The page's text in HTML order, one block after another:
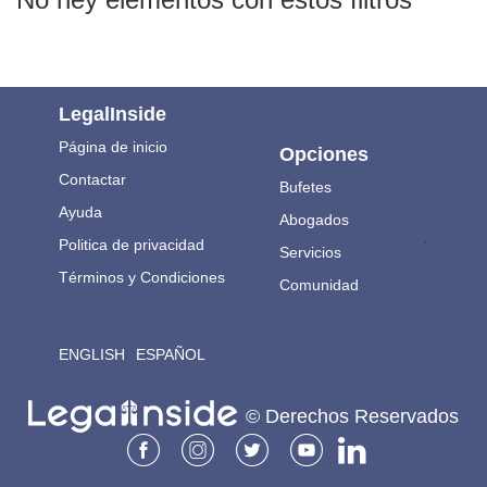
LegalInside
Página de inicio
Contactar
Ayuda
Politica de privacidad
Términos y Condiciones
ENGLISH ESPAÑOL
Opciones
Bufetes
Abogados
Servicios
Comunidad
.
© Derechos Reservados